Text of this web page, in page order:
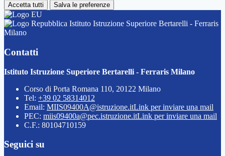
Accetta tutti Salva le preferenze
Istituto Istruzione Superiore Bertarelli - Ferraris
Milano
Contatti
Istituto Istruzione Superiore Bertarelli - Ferraris Milano
Corso di Porta Romana 110, 20122 Milano
Tel: +39 02 58314012
Email: MIIS09400A@istruzione.itLink per inviare una mail
PEC: miis09400a@pec.istruzione.itLink per inviare una mail
C.F.: 80104710159
Seguici su